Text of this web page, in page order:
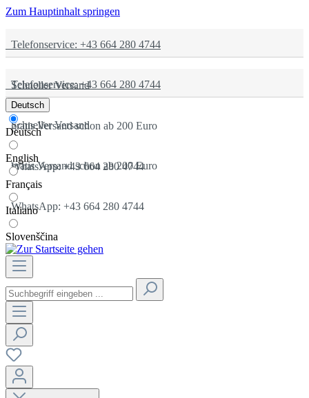
Zum Hauptinhalt springen
Telefonservice: +43 664 280 4744
Schneller Versand
gratis Versand schon ab 200 Euro
WhatsApp: +43 664 280 4744
Telefonservice: +43 664 280 4744
Schneller Versand
gratis Versand schon ab 200 Euro
WhatsApp: +43 664 280 4744
Deutsch
Deutsch
English
Français
Italiano
Slovenščina